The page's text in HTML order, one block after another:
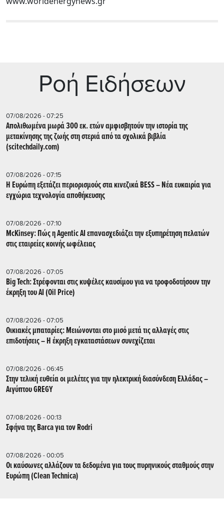
Ρoή Ειδήσεων
07/08/2026 - 07:25
Απολιθωμένα μωρά 300 εκ. ετών αμφισβητούν την ιστορία της
μετακίνησης της ζωής στη στεριά από τα σχολικά βιβλία
(scitechdaily.com)
07/08/2026 - 07:15
Η Ευρώπη εξετάζει περιορισμούς στα κινεζικά BESS – Νέα ευκαιρία για
εγχώρια τεχνολογία αποθήκευσης
07/08/2026 - 07:10
McKinsey: Πώς η Agentic AI επανασχεδιάζει την εξυπηρέτηση πελατών
στις εταιρείες κοινής ωφέλειας
07/08/2026 - 07:05
Big Tech: Στρέφονται στις κυψέλες καυσίμου για να τροφοδοτήσουν την
έκρηξη του AI (Oil Price)
07/08/2026 - 07:05
Οικιακές μπαταρίες: Μειώνονται στο μισό μετά τις αλλαγές στις
επιδοτήσεις – Η έκρηξη εγκαταστάσεων συνεχίζεται
07/08/2026 - 06:45
Στην τελική ευθεία οι μελέτες για την ηλεκτρική διασύνδεση Ελλάδας –
Αιγύπτου GREGY
07/08/2026 - 00:13
Σφήνα της Barca για τον Rodri
07/08/2026 - 00:05
Οι καύσωνες αλλάζουν τα δεδομένα για τους πυρηνικούς σταθμούς στην
Ευρώπη (Clean Technica)